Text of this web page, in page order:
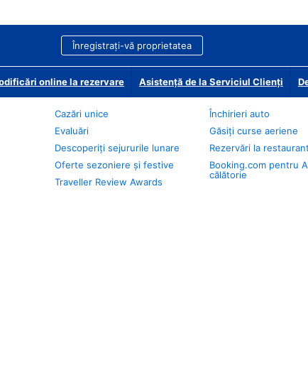
Înregistrați-vă proprietatea
online la rezervare Asistență de la Serviciul Clienți
Cazări unice
Evaluări
Descoperiți sejururile lunare
Oferte sezoniere și festive
Traveller Review Awards
Închirieri auto
Găsiți curse aeriene
Rezervări la restaurant
Booking.com pentru
călătorie